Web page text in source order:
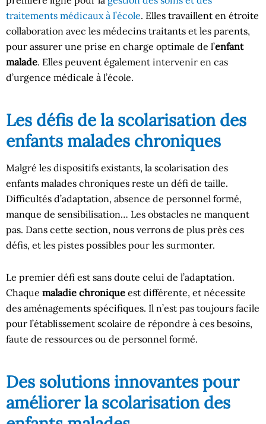
traitements médicaux à l’école. Elles travaillent en étroite
collaboration avec les médecins traitants et les parents,
pour assurer une prise en charge optimale de l’enfant
malade. Elles peuvent également intervenir en cas
d’urgence médicale à l’école.
Les défis de la scolarisation des
enfants malades chroniques
Malgré les dispositifs existants, la scolarisation des
enfants malades chroniques reste un défi de taille.
Difficultés d’adaptation, absence de personnel formé,
manque de sensibilisation… Les obstacles ne manquent
pas. Dans cette section, nous verrons de plus près ces
défis, et les pistes possibles pour les surmonter.
Le premier défi est sans doute celui de l’adaptation.
Chaque maladie chronique est différente, et nécessite
des aménagements spécifiques. Il n’est pas toujours facile
pour l’établissement scolaire de répondre à ces besoins,
faute de ressources ou de personnel formé.
Des solutions innovantes pour
améliorer la scolarisation des